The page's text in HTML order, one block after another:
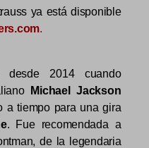
ya está disponible
.
desde 2014 cuando
Michael Jackson
a tiempo para una gira
. Fue recomendada a
de la legendaria